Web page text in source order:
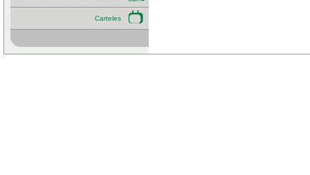
Carteles